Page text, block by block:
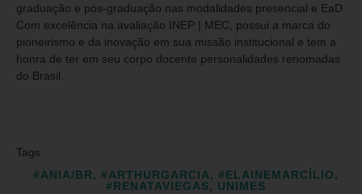
graduação e pós-graduação nas modalidades presencial e EaD.
Com excelência na avaliação INEP | MEC, possui a marca do
pioneirismo e da inovação em sua missão institucional e tem a
honra de ter em seu corpo docente personalidades renomadas
do Brasil.
Tags
#ANIA/BR, #ARTHURGARCIA, #ELAINEMARCÍLIO,
#RENATAVIEGAS, UNIMES